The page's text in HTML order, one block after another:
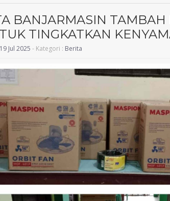
BANJARMASIN TAMBAH
TINGKATKAN
Jul 2025 - Kategori : Berita